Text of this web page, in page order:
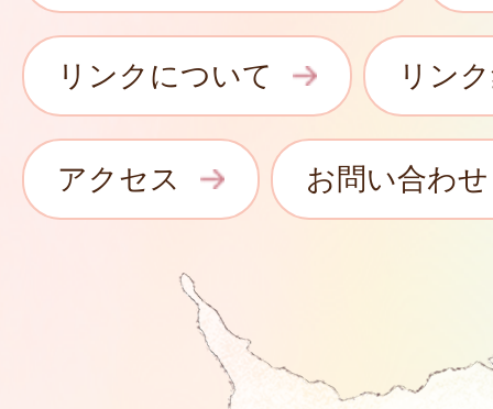
リンクについて リン
アクセス お問い合わせ